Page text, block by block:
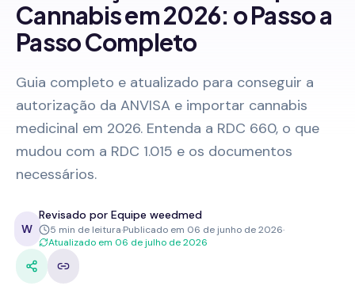
Cannabis em 2026: o Passo a
Passo Completo
Guia completo e atualizado para conseguir a
autorização da ANVISA e importar cannabis
medicinal em 2026. Entenda a RDC 660, o que
mudou com a RDC 1.015 e os documentos
necessários.
W
Revisado por Equipe weedmed
5 min de leitura·Publicado em 06 de junho de 2026·
Atualizado em 06 de julho de 2026